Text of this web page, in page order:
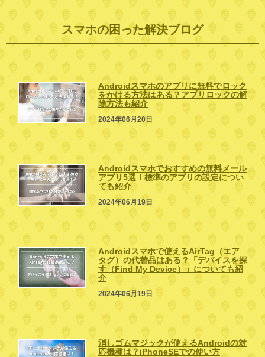
スマホの困った解決ブログ
Androidスマホのアプリに無料でロック
をかける方法はある？アプリロックの解
除方法も紹介
2024年06月20日
Androidスマホでおすすめの無料メール
アプリ5選！標準のアプリの設定につい
ても紹介
2024年06月19日
Androidスマホで使えるAirTag（エア
タグ）の代替品はある？「デバイスを探
す（Find My Device）」についても紹
介
2024年06月19日
消しゴムマジックが使えるAndroidの対
応機種は？iPhoneSEでの使い方